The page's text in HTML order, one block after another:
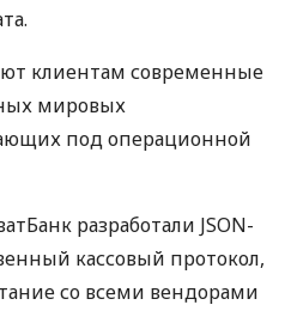
клиентам современные
мировых
под операционной
разработали JSON-
кассовый протокол,
со всеми вендорами